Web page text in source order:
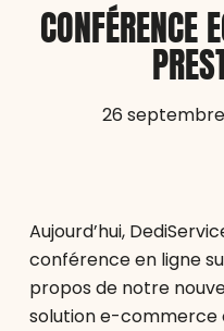
CONFÉRENCE
26 septembre
Aujourd’hui,
conférence en ligne
propos de notre
solution e-commerce